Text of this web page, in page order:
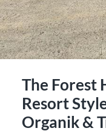
The Forest
Resort
Organik &